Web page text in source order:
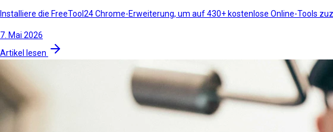
Installiere die FreeTool24 Chrome-Erweiterung, um auf 430+ kostenlose Online-Tools
7. Mai 2026
Artikel lesen